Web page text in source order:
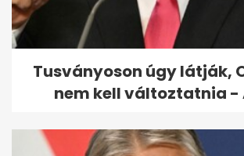
Tusványoson úgy látják,
nem kell változtatnia -